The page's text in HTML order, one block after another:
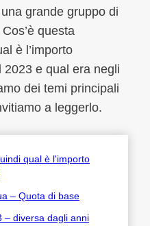
grande gruppo di
questa
è l’importo
2023 e qual era negli
dei temi principali
a leggerlo.
qual è l'importo
– Quota di base
– diversa dagli anni